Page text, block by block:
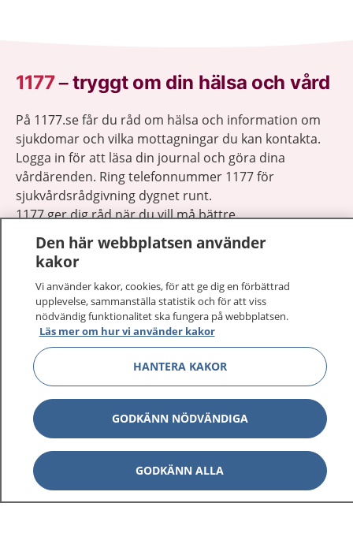
1177–tryggt om din hälsa och vård
På 1177.se får du råd om hälsa och information om
sjukdomar och vilka mottagningar du kan kontakta.
Logga in för att läsa din journal och göra dina
vårdärenden. Ring telefonnummer 1177 för
sjukvårdsrådgivning dygnet runt.
1177 ger dig råd när du vill må bättre.
1177 på flera språk
Om 1177 Visa
Kontakt Visa
Behandling av personuppgifter
Hantering av kakor
Den här webbplatsen använder
kakor
Vi använder kakor, cookies, för att ge dig en förbättrad
upplevelse, sammanställa statistik och för att viss
nödvändig funktionalitet ska fungera på webbplatsen.
Läs mer om hur vi använder kakor
HANTERA KAKOR
GODKÄNN NÖDVÄNDIGA
GODKÄNN ALLA